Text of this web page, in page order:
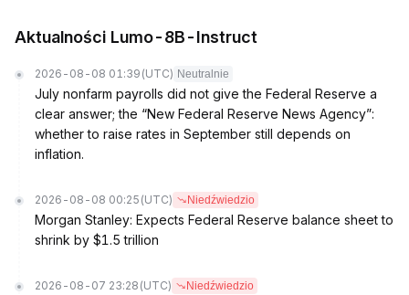
Aktualności Lumo-8B-Instruct
2026-08-08 01:39 (UTC) Neutralnie
July nonfarm payrolls did not give the Federal Reserve a
clear answer; the “New Federal Reserve News Agency”:
whether to raise rates in September still depends on
inflation.
2026-08-08 00:25 (UTC) Niedźwiedzio
Morgan Stanley: Expects Federal Reserve balance sheet to
shrink by $1.5 trillion
2026-08-07 23:28 (UTC) Niedźwiedzio